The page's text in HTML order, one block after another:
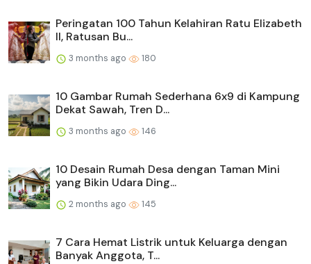
Peringatan 100 Tahun Kelahiran Ratu Elizabeth
II, Ratusan Bu...
3 months ago 180
10 Gambar Rumah Sederhana 6x9 di Kampung
Dekat Sawah, Tren D...
3 months ago 146
10 Desain Rumah Desa dengan Taman Mini
yang Bikin Udara Ding...
2 months ago 145
7 Cara Hemat Listrik untuk Keluarga dengan
Banyak Anggota, T...